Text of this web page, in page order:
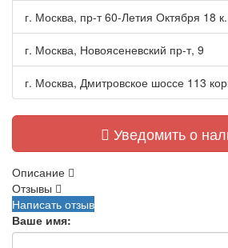
г. Москва, пр-т 60-Летия Октября 18
г. Москва, Новоясеневский пр-т, 9
г. Москва, Дмитровское шоссе 113
Уведомить о
Описание
Отзывы
Написать отзыв
Ваше имя: